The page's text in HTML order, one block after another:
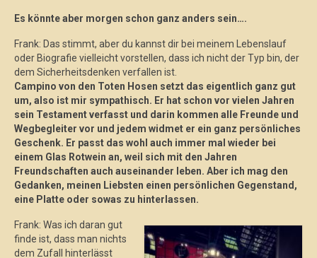
Es könnte aber morgen schon ganz anders sein….
Frank: Das stimmt, aber du kannst dir bei meinem Lebenslauf
oder Biografie vielleicht vorstellen, dass ich nicht der Typ bin, der
dem Sicherheitsdenken verfallen ist.
Campino von den Toten Hosen setzt das eigentlich ganz gut
um, also ist mir sympathisch. Er hat schon vor vielen Jahren
sein Testament verfasst und darin kommen alle Freunde und
Wegbegleiter vor und jedem widmet er ein ganz persönliches
Geschenk. Er passt das wohl auch immer mal wieder bei
einem Glas Rotwein an, weil sich mit den Jahren
Freundschaften auch auseinander leben. Aber ich mag den
Gedanken, meinen Liebsten einen persönlichen Gegenstand,
eine Platte oder sowas zu hinterlassen.
Frank: Was ich daran gut
finde ist, dass man nichts
dem Zufall hinterlässt